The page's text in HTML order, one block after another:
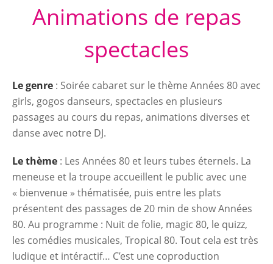
Animations de repas
spectacles
Le genre : Soirée cabaret sur le thème Années 80 avec
girls, gogos danseurs, spectacles en plusieurs
passages au cours du repas, animations diverses et
danse avec notre DJ.
Le thème : Les Années 80 et leurs tubes éternels. La
meneuse et la troupe accueillent le public avec une
« bienvenue » thématisée, puis entre les plats
présentent des passages de 20 min de show Années
80. Au programme : Nuit de folie, magic 80, le quizz,
les comédies musicales, Tropical 80. Tout cela est très
ludique et intéractif… C’est une coproduction